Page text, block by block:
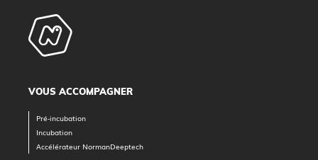
VOUS ACCOMPAGNER
Pré-incubation
Incubation
Accélérateur NormanDeeptech